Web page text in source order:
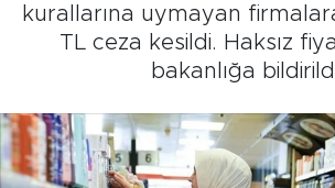
kurallarına uymayan
TL ceza kesildi. Haksız
bakanlığa